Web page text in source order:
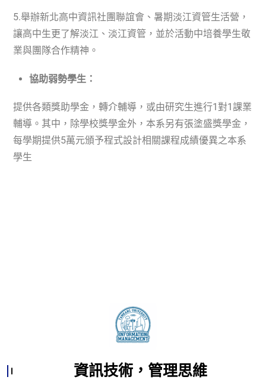
5.舉辦新北高中資訊社團聯誼會、暑期淡江資管生活營，
讓高中生更了解淡江、淡江資管，並於活動中培養學生敬
業與團隊合作精神。
協助弱勢學生：
提供各類獎助學金，轉介輔導，或由研究生進行1對1課業
輔導。其中，除學校獎學金外，本系另有張塗盛獎學金，
每學期提供5萬元頒予程式設計相關課程成績優異之本系
學生
資訊技術，管理思維